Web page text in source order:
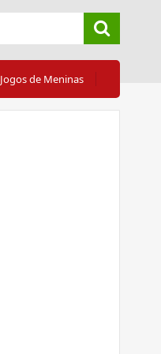
Jogos de Meninas